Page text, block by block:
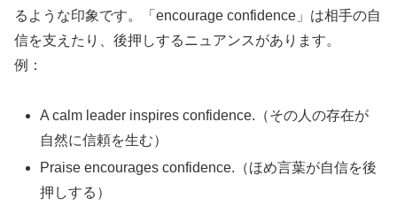
るような印象です。「encourage confidence」は相手の自
信を支えたり、後押しするニュアンスがあります。
例：
A calm leader inspires confidence.（その人の存在が
自然に信頼を生む）
Praise encourages confidence.（ほめ言葉が自信を後
押しする）